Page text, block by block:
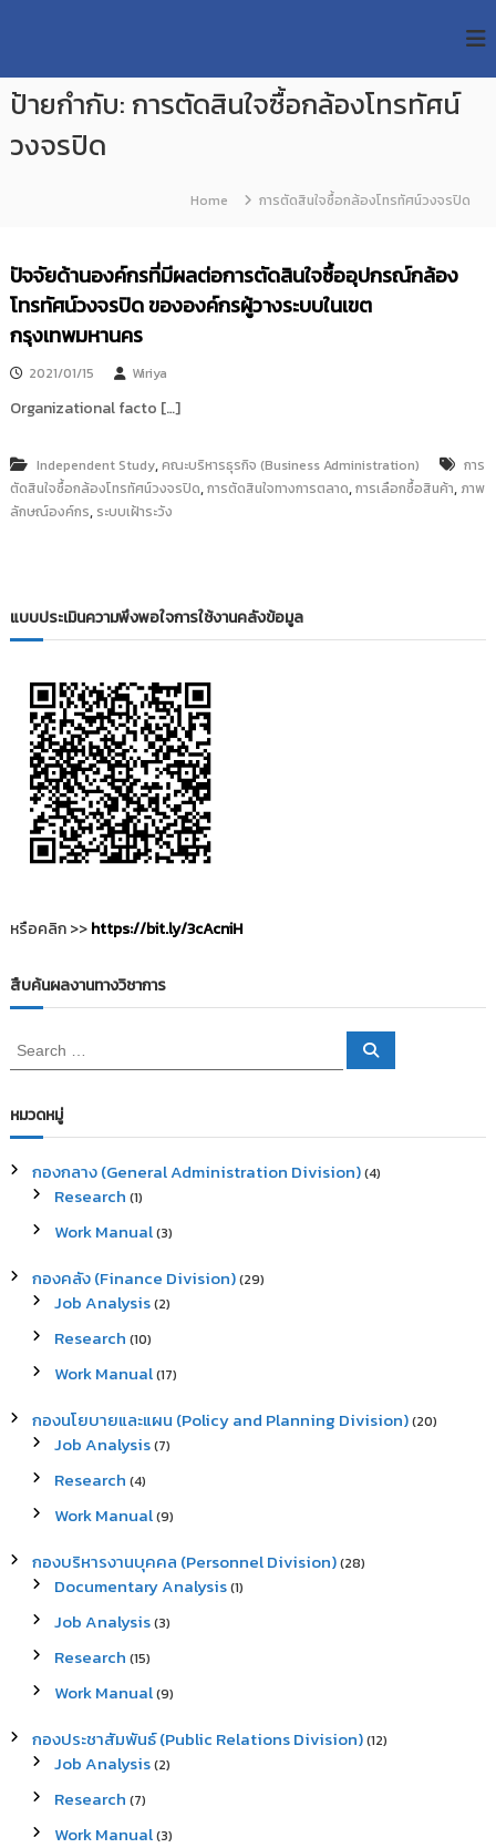
p
U
T
T
a
r
c
h
R
e
o
s
i
y
:
ลั
ง
ข้
อ
มู
ล
ง
วิ
ย
วิ
ท
า
โ
โ
ล
ยี
ร
ช
ค
ล
ธั
ป้ายกำกับ: การตัดสินใจซื้อกล้องโทรทัศน์
วงจรปิด
Home การตัดสินใจซื้อกล้องโทรทัศน์วงจรปิด
ปัจจัยด้านองค์กรที่มีผลต่อการตัดสินใจซื้ออุปกรณ์กล้อง
โทรทัศน์วงจรปิด ขององค์กรผู้วางระบบในเขต
กรุงเทพมหานคร
2021/01/15 Wiriya
Organizational facto […]
Independent Study,คณะบริหารธุรกิจ (Business Administration)
การ
ตัดสินใจซื้อกล้องโทรทัศน์วงจรปิด,การตัดสินใจทางการตลาด,การเลือกซื้อสินค้า, ภาพ
ลักษณ์องค์กร, ระบบเฝ้าระวัง
แบบประเมินความพึงพอใจการใช้งานคลังข้อมูล
หรือคลิก >>https://bit.ly/3cAcniH
สืบค้นผลงานทางวิชาการ
e
r
c
f
S
หมวดหมู่
กองกลาง (General Administration Division)(4)
Research (1)
Work Manual(3)
กองคลัง (Finance Division)(29)
Job Analysis(2)
Research (10)
Work Manual(17)
กองนโยบายและแผน (Policy and Planning Division)(20)
Job Analysis(7)
Research (4)
Work Manual(9)
กองบริหารงานบุคคล (Personnel Division)(28)
Documentary Analysis(1)
Job Analysis(3)
Research (15)
Work Manual(9)
กองประชาสัมพันธ์ (Public Relations Division)(12)
Job Analysis(2)
Research (7)
Work Manual(3)